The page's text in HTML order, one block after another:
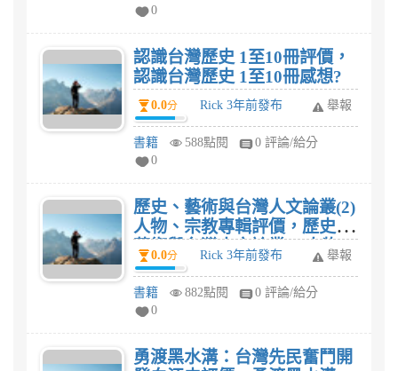
0
認識台灣歷史 1至10冊評價，
認識台灣歷史 1至10冊感想?
0.0分 Rick 3年前發布 舉報
書籍 588點閱
0 評論/給分
0
歷史、藝術與台灣人文論叢(2)
人物、宗教專輯評價，歷史、
藝術與台灣人文論叢(2)人物、
宗教專輯感想?
0.0分 Rick 3年前發布 舉報
書籍 882點閱
0 評論/給分
0
勇渡黑水溝：台灣先民奮鬥開